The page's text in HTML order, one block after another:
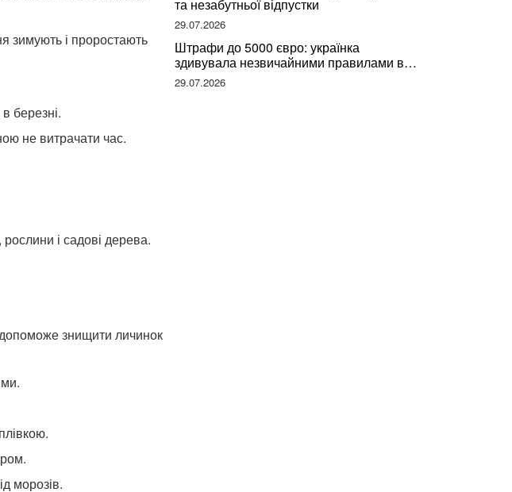
зимують і проростають
березні.
не витрачати час.
і садові дерева.
знищити личинок
морозів.
та незабутньої відпустки
29.07.2026
Штрафи до 5000 євро: українка
здивувала незвичайними правилами в
Німеччині та поділилася правдою
29.07.2026